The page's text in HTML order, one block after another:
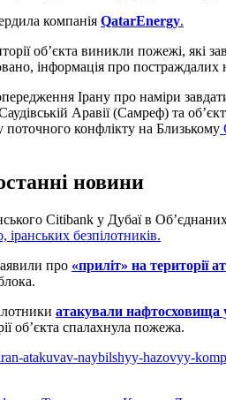
компанія QatarEnergy.
об’єкта виникли пожежі, які
інформація про постраждалих
Ірану про наміри
Аравії (Самреф) та
поточного конфлікту на Близькому
новини
Citibank у Дубаї в
іранських безпілотників.
про «приліт» на території
атакували нафтосховища
об’єкта спалахнула пожежа.
atakuvav-naybilshyy-hazovyy-